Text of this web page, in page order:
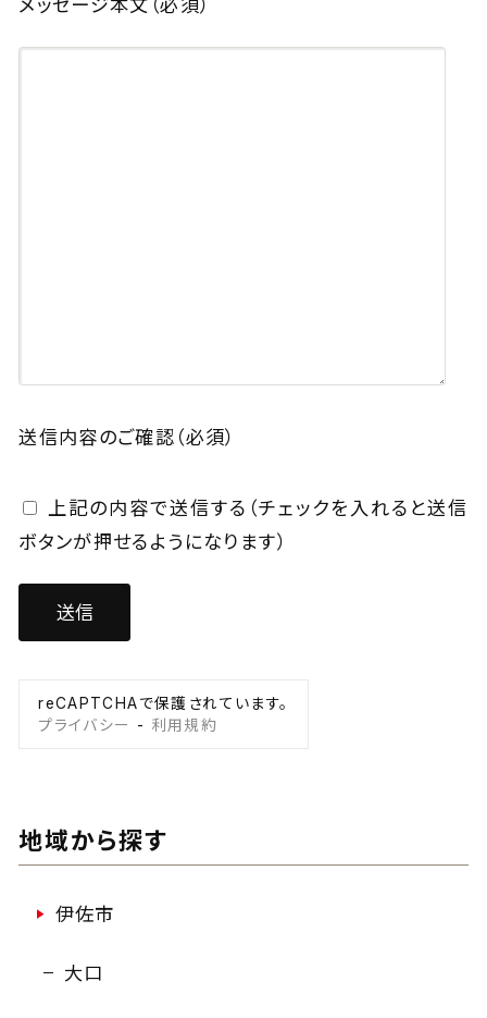
メッセージ本文 （必須）
送信内容のご確認 （必須）
上記の内容で送信する（チェックを入れると送信
ボタンが押せるようになります）
reCAPTCHAで保護されています。
プライバシー
- 利用規約
地域から探す
伊佐市
大口